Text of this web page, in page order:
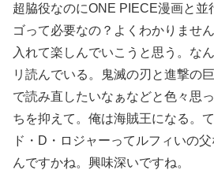
超脇役なのにONE PIECE漫画と並
ゴって必要なの？よくわかりませ
入れて楽しんでいこうと思う。な
リ読んでいる。鬼滅の刃と進撃の
で読み直したいなぁなどと色々思
ちを抑えて。俺は海賊王になる。
ド・D・ロジャーってルフィいの
んですかね。興味深いですね。